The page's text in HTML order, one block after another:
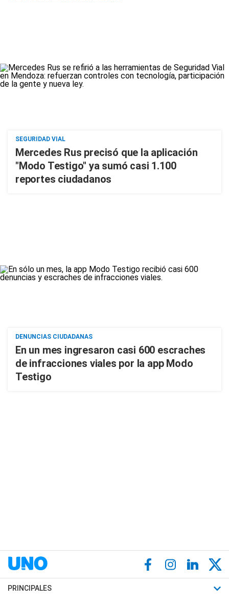
SEGURIDAD VIAL
Mercedes Rus precisó que la aplicación
"Modo Testigo" ya sumó casi 1.100
reportes ciudadanos
DENUNCIAS CIUDADANAS
En un mes ingresaron casi 600 escraches
de infracciones viales por la app Modo
Testigo
PRINCIPALES